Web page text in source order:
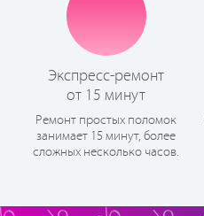
Экспресс-ремонт
от 15 минут
Ремонт простых поломок
занимает 15 минут, более
сложных несколько часов.